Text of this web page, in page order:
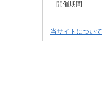
開催期間
当サイトについて